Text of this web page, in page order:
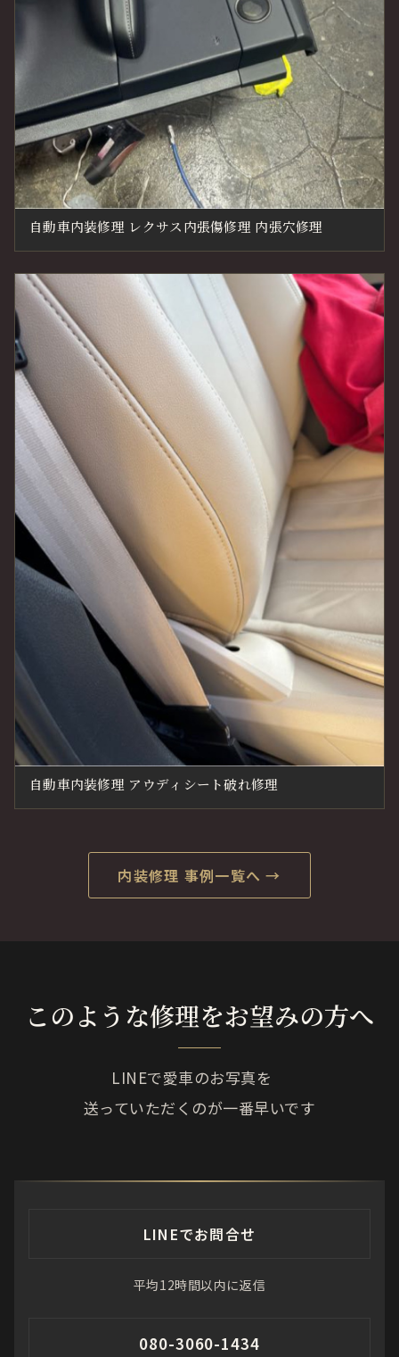
自動車内装修理 レクサス内張傷修理 内張穴修理
自動車内装修理 アウディシート破れ修理
内装修理 事例一覧へ →
このような修理をお望みの方へ
LINEで愛車のお写真を
送っていただくのが一番早いです
LINEでお問合せ
平均12時間以内に返信
080-3060-1434